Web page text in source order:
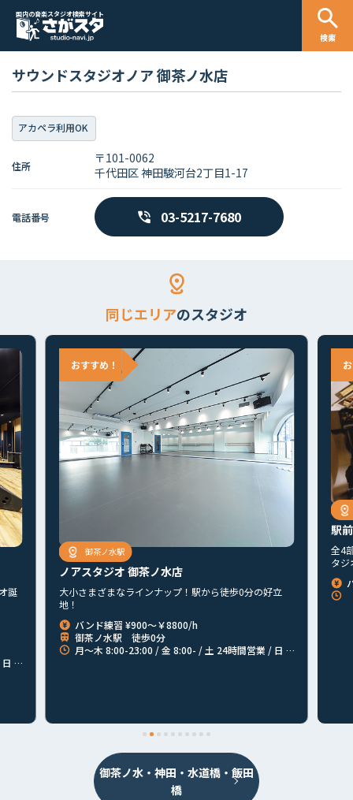
国内の音楽スタジオ検索サイト
検索
サウンドスタジオノア 御茶ノ水店
アカペラ利用OK
住所
〒101-0062
千代田区 神田駿河台2丁目1-17
電話番号 03-5217-7680
同じエリアのスタジオ
誕
御茶ノ水駅
ノアスタジオ 御茶ノ水店
大小さまざまなラインナップ！駅から徒歩0分の好立
地！
バンド練習 ¥900～￥8800/h
御茶ノ水駅 徒歩0分
月〜木 8:00-23:00 / 金 8:00- / 土 24時間営業 / 日 -23:00
駅
全4
タジ
御茶ノ水・神田・水道橋・飯田
橋